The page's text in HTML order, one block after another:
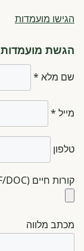
הגישו מועמדות
הגשת מועמדות
שם מלא *
מייל *
טלפון
קורות חיים (PDF/DOC עד 5MB)
מכתב מלווה